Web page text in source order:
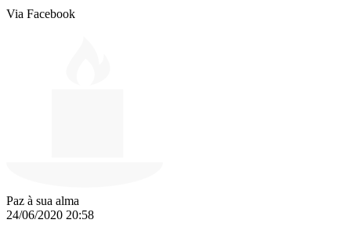
Via Facebook
Paz à sua alma
24/06/2020 20:58